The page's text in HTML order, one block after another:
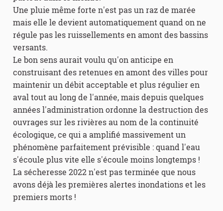
Une pluie même forte n'est pas un raz de marée
mais elle le devient automatiquement quand on ne
régule pas les ruissellements en amont des bassins
versants.
Le bon sens aurait voulu qu'on anticipe en
construisant des retenues en amont des villes pour
maintenir un débit acceptable et plus régulier en
aval tout au long de l'année, mais depuis quelques
années l'administration ordonne la destruction des
ouvrages sur les rivières au nom de la continuité
écologique, ce qui a amplifié massivement un
phénomène parfaitement prévisible : quand l'eau
s'écoule plus vite elle s'écoule moins longtemps !
La sécheresse 2022 n'est pas terminée que nous
avons déjà les premières alertes inondations et les
premiers morts !